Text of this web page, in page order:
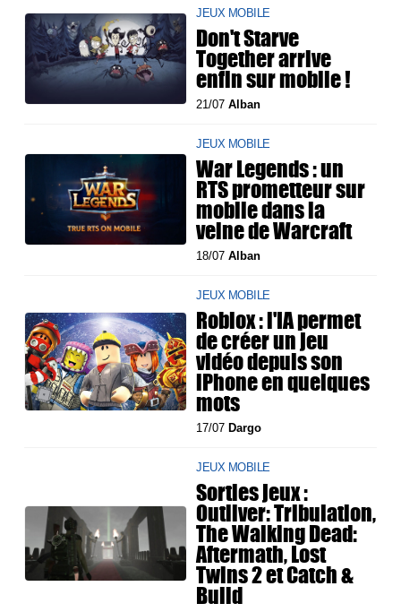
JEUX MOBILE
Don't Starve
Together arrive
enfin sur mobile !
21/07Alban
JEUX MOBILE
War Legends : un
RTS prometteur sur
mobile dans la
veine de Warcraft
18/07Alban
JEUX MOBILE
Roblox : l'IA permet
de créer un jeu
vidéo depuis son
iPhone en quelques
mots
17/07Dargo
JEUX MOBILE
Sorties jeux :
Outliver: Tribulation,
The Walking Dead:
Aftermath, Lost
Twins 2 et Catch &
Build